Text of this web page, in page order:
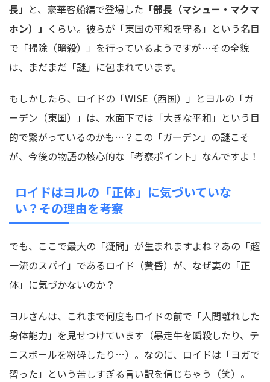
長」 と、豪華客船編で登場した 「部長（マシュー・マクマ
ホン）」 くらい。彼らが「東国の平和を守る」という名目
で「掃除（暗殺）」を行っているようですが…その全貌
は、まだまだ「謎」に包まれています。
もしかしたら、ロイドの「WISE（西国）」とヨルの「ガ
ーデン（東国）」は、水面下では「大きな平和」という目
的で繋がっているのかも…？この「ガーデン」の謎こそ
が、今後の物語の核心的な「考察ポイント」なんですよ！
ロイドはヨルの「正体」に気づいていな
い？その理由を考察
でも、ここで最大の「疑問」が生まれますよね？あの「超
一流のスパイ」であるロイド（黄昏）が、なぜ妻の「正
体」に気づかないのか？
ヨルさんは、これまで何度もロイドの前で「人間離れした
身体能力」を見せつけています（暴走牛を瞬殺したり、テ
ニスボールを粉砕したり…）。なのに、ロイドは「ヨガで
習った」という苦しすぎる言い訳を信じちゃう（笑）。